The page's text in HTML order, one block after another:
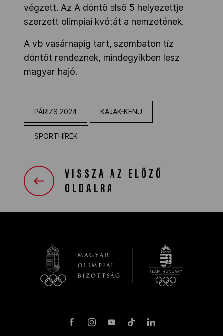
végzett. Az A döntő első 5 helyezettje
szerzett olimpiai kvótát a nemzetének.
A vb vasárnapig tart, szombaton tíz
döntőt rendeznek, mindegyikben lesz
magyar hajó.
PÁRIZS 2024 KAJAK-KENU
SPORTHÍREK
VISSZA AZ ELŐZŐ
OLDALRA